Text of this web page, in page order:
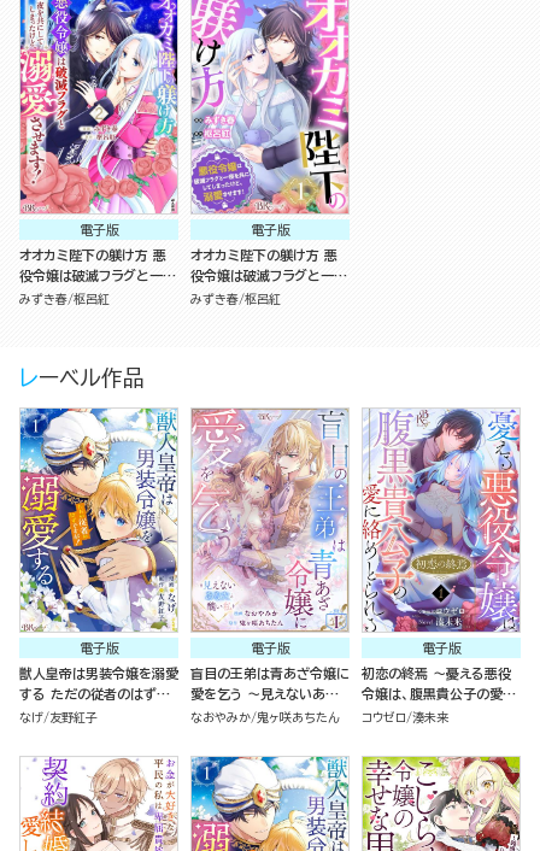
電子版
オオカミ陛下の躾け方 悪
役令嬢は破滅フラグと一夜
を共にしてしまったけど、
みずき春 枢呂紅
電子版
オオカミ陛下の躾け方 悪
役令嬢は破滅フラグと一夜
を共にしてしまったけど、
みずき春 枢呂紅
レーベル作品
電子版
獣人皇帝は男装令嬢を溺愛
する ただの従者のはずで
すが！ コミック版 （1）
なげ 友野紅子
電子版
盲目の王弟は青あざ令嬢に
愛を乞う ～見えないあな
たと醜い私～ コミック版
なおやみか 鬼ヶ咲あちたん
電子版
初恋の終焉 ～憂える悪役
令嬢は、腹黒貴公子の愛に
絡めとられる～ コミック版
コウゼロ 湊未来